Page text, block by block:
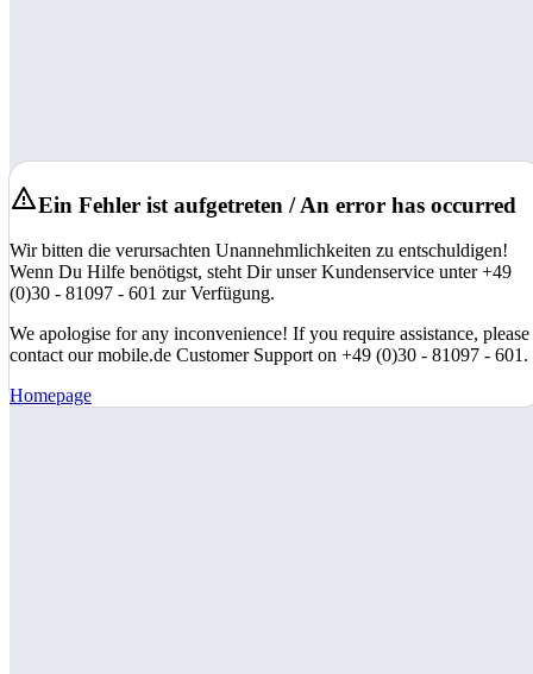
Ein Fehler ist aufgetreten / An error has occurred
Wir bitten die verursachten Unannehmlichkeiten zu entschuldigen!
Wenn Du Hilfe benötigst, steht Dir unser Kundenservice unter +49
(0)30 - 81097 - 601 zur Verfügung.
We apologise for any inconvenience! If you require assistance, please
contact our mobile.de Customer Support on +49 (0)30 - 81097 - 601.
Homepage